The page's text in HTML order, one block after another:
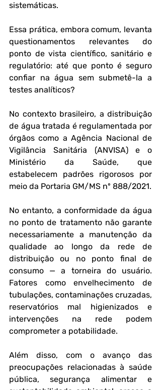
sistemáticas.
Essa prática, embora comum, levanta
questionamentos relevantes do
ponto de vista científico, sanitário e
regulatório: até que ponto é seguro
confiar na água sem submetê-la a
testes analíticos?
No contexto brasileiro, a distribuição
de água tratada é regulamentada por
órgãos como a Agência Nacional de
Vigilância Sanitária (ANVISA) e o
Ministério da Saúde, que
estabelecem padrões rigorosos por
No entanto, a conformidade da água
no ponto de tratamento não garante
necessariamente a manutenção da
qualidade ao longo da rede de
distribuição ou no ponto final de
consumo — a torneira do usuário.
Fatores como envelhecimento de
tubulações, contaminações cruzadas,
reservatórios mal higienizados e
intervenções na rede podem
comprometer a potabilidade.
Além disso, com o avanço das
preocupações relacionadas à saúde
pública, segurança alimentar e